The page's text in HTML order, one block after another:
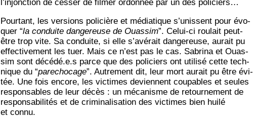
l’injonction de ces­ser de fil­mer ordon­née par un des policiers…
Pour­tant, les ver­sions poli­cière et média­tique s’unissent pour évo­
quer “la conduite dan­ge­reuse de Ouas­sim”. Celui-ci rou­lait peut-
être trop vite. Sa conduite, si elle s’avérait dan­ge­reuse, aurait pu
effec­ti­ve­ment les tuer. Mais ce n’est pas le cas. Sabri­na et Ouas­
sim sont décédé.e.s parce que des poli­ciers ont uti­li­sé cette tech­
nique du “pare­cho­cage”. Autre­ment dit, leur mort aurait pu être évi­
tée. Une fois encore, les vic­times deviennent cou­pables et seules
res­pon­sables de leur décès : un méca­nisme de retour­ne­ment de
res­pon­sa­bi­li­tés et de cri­mi­na­li­sa­tion des vic­times bien hui­lé
et connu.